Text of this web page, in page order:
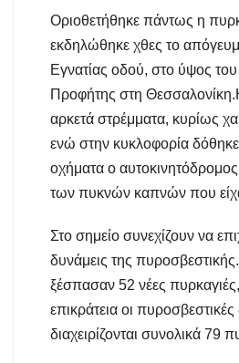
Οριοθετήθηκε πάντως η
εκδηλώθηκε χθες το
Εγνατίας οδού, στο ύψος του
Προφήτης στη
αρκετά στρέμματα, κυρίως
ενώ στην κυκλοφορία δόθηκε
οχήματα ο αυτοκινητόδρομος
των πυκνών καπνών που
Στο σημείο συνεχίζουν να
δυνάμεις της
ξέσπασαν 52 νέες
επικράτεια οι πυροσβεστικές
διαχειρίζονται συνολικά 79